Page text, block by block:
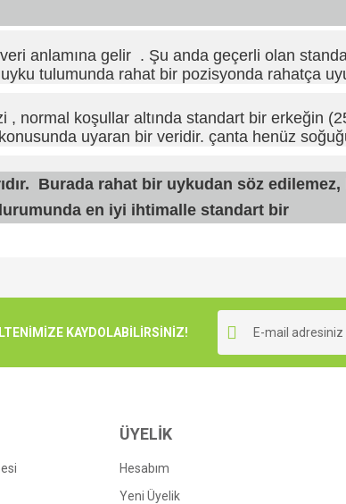
anlamına gelir . Şu anda geçerli olan
tulumunda rahat bir pozisyonda rahatça
koşullar altında standart bir erkeğin
uyaran bir veridir. çanta henüz
Burada rahat bir uykudan söz edilemez,
en iyi ihtimalle standart bir
KAYDOLABİLİRSİNİZ!
ÜYELİK
Hesabım
Yeni Üyelik